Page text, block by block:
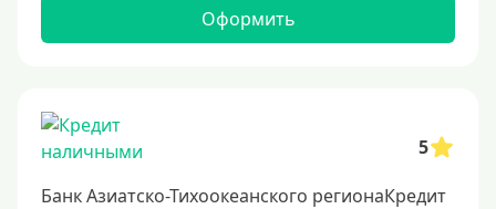
Оформить
5
Банк Азиатско-Тихоокеанского регионаКредит